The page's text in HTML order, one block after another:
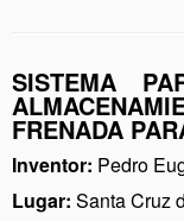
SISTEMA
FRENADA
Inventor: Pedro
Lugar: Santa Cruz